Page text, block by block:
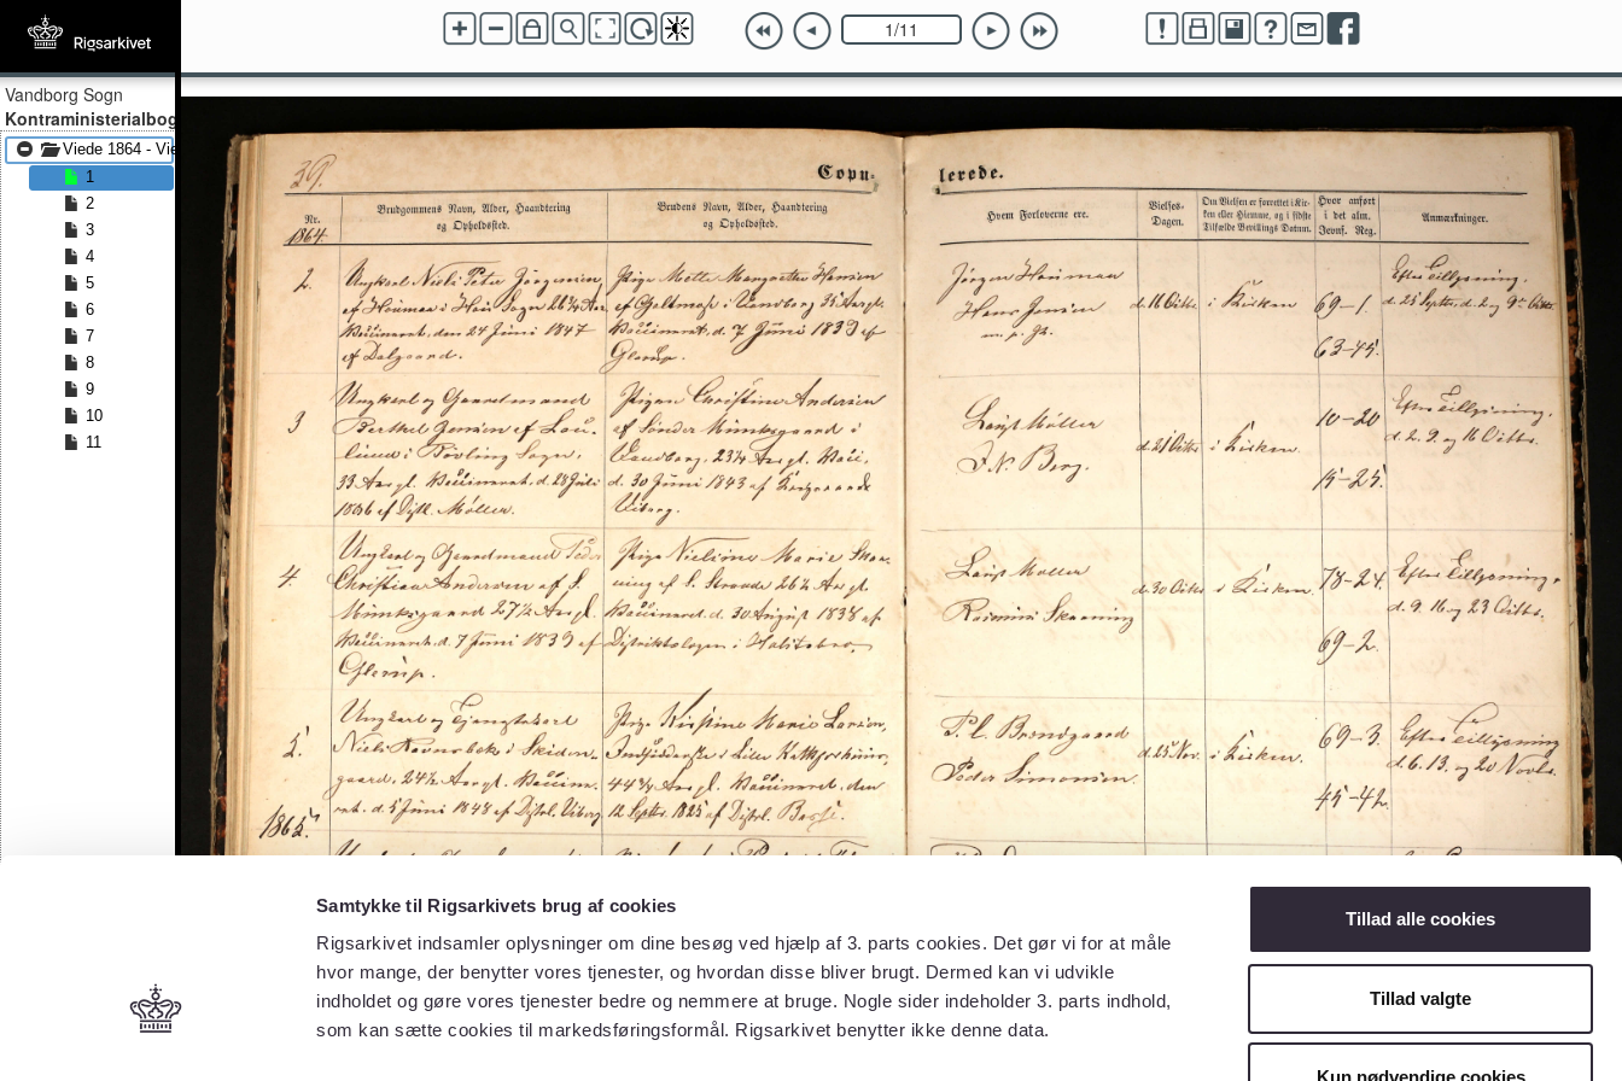
Samtykke til Rigsarkivets brug af cookies
Rigsarkivet indsamler oplysninger om dine besøg ved hjælp af 3. parts cookies. Det gør vi for at måle
hvor mange, der benytter vores tjenester, og hvordan disse bliver brugt. Dermed kan vi udvikle
indholdet og gøre vores tjenester bedre og nemmere at bruge. Nogle sider indeholder 3. parts indhold,
som kan sætte cookies til markedsføringsformål. Rigsarkivet benytter ikke denne data.
Tillad alle cookies
Tillad valgte
Kun nødvendige cookies
Vandborg Sogn
Kontraministerialbog
Viede 1864 - Viede 1882
1
2
3
4
5
6
7
8
9
10
11